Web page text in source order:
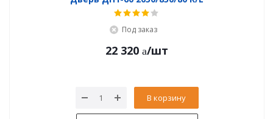
Под заказ
22 320 /шт
В корзину